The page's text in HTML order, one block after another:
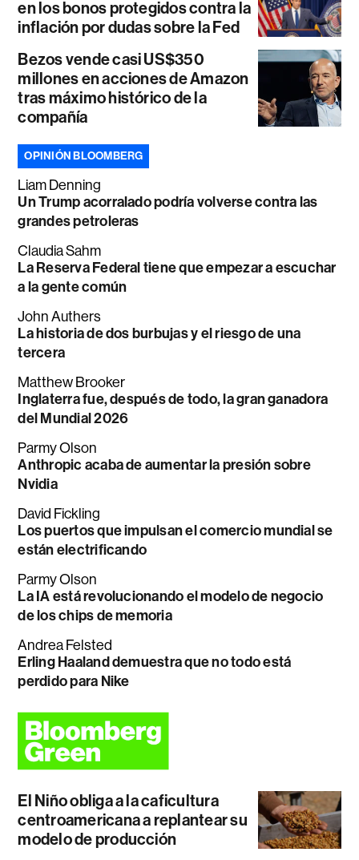
en los bonos protegidos contra la
inflación por dudas sobre la Fed
Bezos vende casi US$350
millones en acciones de Amazon
tras máximo histórico de la
compañía
OPINIÓN BLOOMBERG
Liam Denning
Un Trump acorralado podría volverse contra las
grandes petroleras
Claudia Sahm
La Reserva Federal tiene que empezar a escuchar
a la gente común
John Authers
La historia de dos burbujas y el riesgo de una
tercera
Matthew Brooker
Inglaterra fue, después de todo, la gran ganadora
del Mundial 2026
Parmy Olson
Anthropic acaba de aumentar la presión sobre
Nvidia
David Fickling
Los puertos que impulsan el comercio mundial se
están electrificando
Parmy Olson
La IA está revolucionando el modelo de negocio
de los chips de memoria
Andrea Felsted
Erling Haaland demuestra que no todo está
perdido para Nike
El Niño obliga a la caficultura
centroamericana a replantear su
modelo de producción